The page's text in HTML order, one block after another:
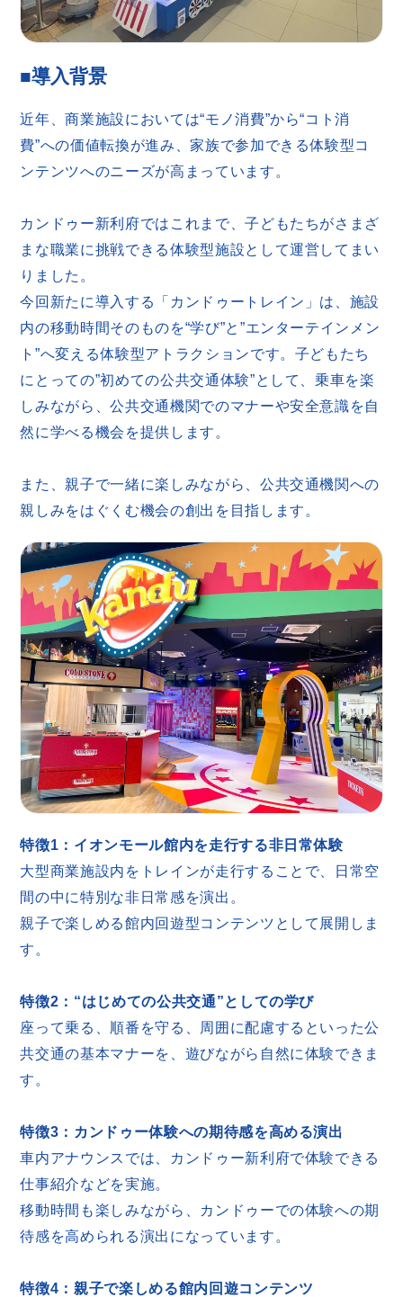
■導入背景
近年、商業施設においては“モノ消費”から“コト消
費”への価値転換が進み、家族で参加できる体験型コ
ンテンツへのニーズが高まっています。
カンドゥー新利府ではこれまで、子どもたちがさまざ
まな職業に挑戦できる体験型施設として運営してまい
りました。
今回新たに導入する「カンドゥートレイン」は、施設
内の移動時間そのものを“学び”と”エンターテインメン
ト”へ変える体験型アトラクションです。子どもたち
にとっての”初めての公共交通体験”として、乗車を楽
しみながら、公共交通機関でのマナーや安全意識を自
然に学べる機会を提供します。
また、親子で一緒に楽しみながら、公共交通機関への
親しみをはぐくむ機会の創出を目指します。
特徴1：イオンモール館内を走行する非日常体験
大型商業施設内をトレインが走行することで、日常空
間の中に特別な非日常感を演出。
親子で楽しめる館内回遊型コンテンツとして展開しま
す。
特徴2：“はじめての公共交通”としての学び
座って乗る、順番を守る、周囲に配慮するといった公
共交通の基本マナーを、遊びながら自然に体験できま
す。
特徴3：カンドゥー体験への期待感を高める演出
車内アナウンスでは、カンドゥー新利府で体験できる
仕事紹介などを実施。
移動時間も楽しみながら、カンドゥーでの体験への期
待感を高められる演出になっています。
特徴4：親子で楽しめる館内回遊コンテンツ